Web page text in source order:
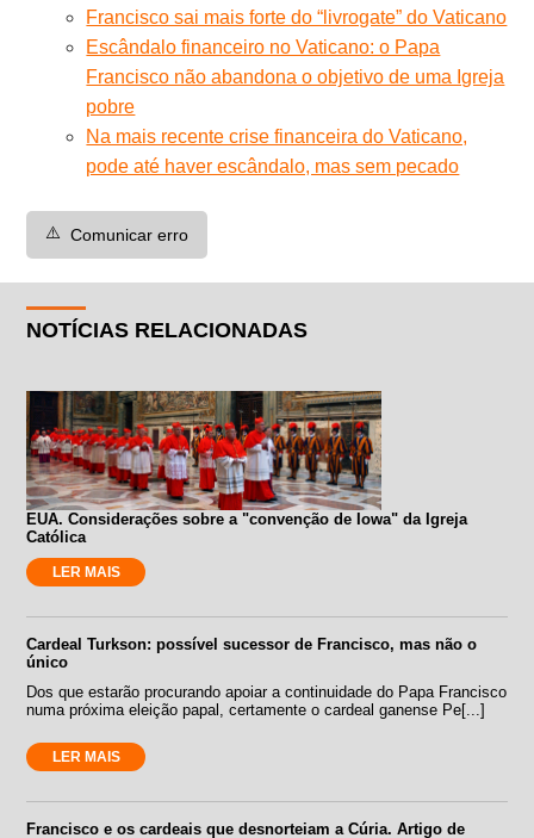
Francisco sai mais forte do “livrogate” do Vaticano
Escândalo financeiro no Vaticano: o Papa
Francisco não abandona o objetivo de uma Igreja
pobre
Na mais recente crise financeira do Vaticano,
pode até haver escândalo, mas sem pecado
⚠️ Comunicar erro
NOTÍCIAS RELACIONADAS
EUA. Considerações sobre a "convenção de Iowa" da Igreja
Católica
LER MAIS
Cardeal Turkson: possível sucessor de Francisco, mas não o
único
Dos que estarão procurando apoiar a continuidade do Papa Francisco
numa próxima eleição papal, certamente o cardeal ganense Pe[...]
LER MAIS
Francisco e os cardeais que desnorteiam a Cúria. Artigo de